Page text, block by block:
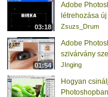
03:18
Adobe
létrehozása
Zsuzs_Drum
01:54
Adobe
szivárvány
JInging
Hogyan